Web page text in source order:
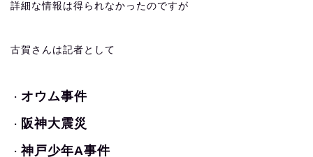
詳細な情報は得られなかったのですが
古賀さんは記者として
・ オウム事件
・ 阪神大震災
・ 神戸少年A事件